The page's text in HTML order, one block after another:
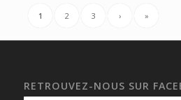
1 2 3 › »
RETROUVEZ-NOUS SUR